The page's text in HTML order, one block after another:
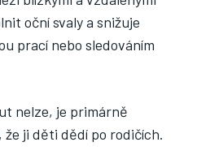
oční svaly a snižuje
prací nebo sledováním
nelze, je primárně
ji děti dědí po rodičích.